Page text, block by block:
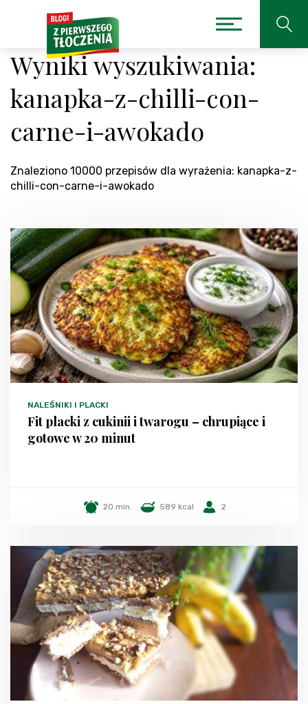
Wyniki wyszukiwania:
kanapka-z-chilli-con-
carne-i-awokado
Znaleziono 10000 przepisów dla wyrażenia: kanapka-z-
chilli-con-carne-i-awokado
NALEŚNIKI I PLACKI
Fit placki z cukinii i twarogu – chrupiące i
gotowe w 20 minut
20 min. 589 kcal 2